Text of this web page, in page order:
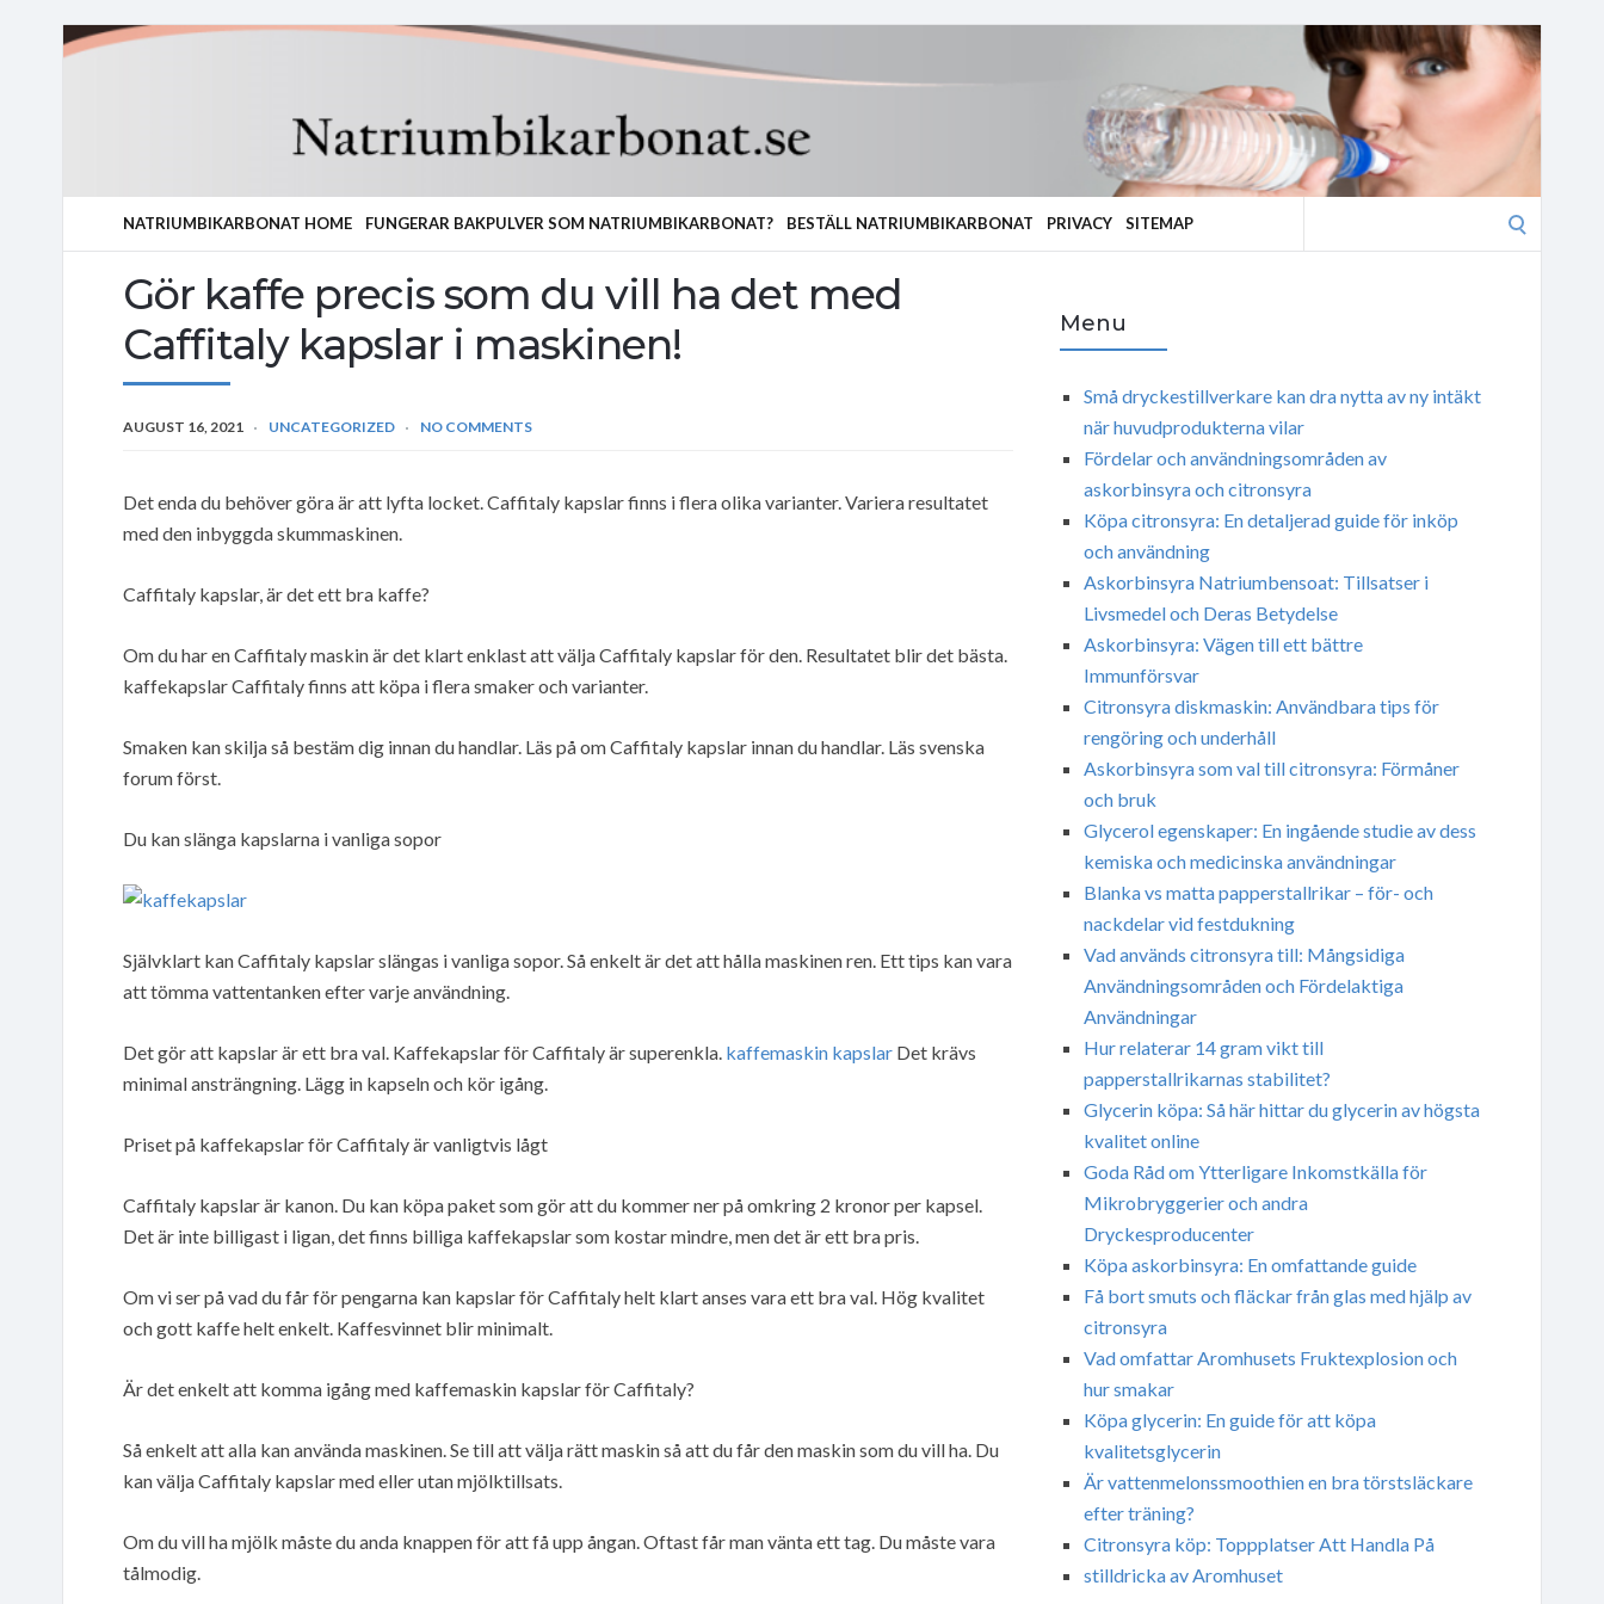
NATRIUMBIKARBONAT HOME FUNGERAR BAKPULVER SOM NATRIUMBIKARBONAT? BESTÄLL NATRIUMBIKARBONAT PRIVACY SITEMAP
Gör kaffe precis som du vill ha det med
Caffitaly kapslar i maskinen!
AUGUST 16, 2021 UNCATEGORIZED NO COMMENTS
Det enda du behöver göra är att lyfta locket. Caffitaly kapslar finns i flera olika varianter. Variera resultatet
med den inbyggda skummaskinen.
Caffitaly kapslar, är det ett bra kaffe?
Om du har en Caffitaly maskin är det klart enklast att välja Caffitaly kapslar för den. Resultatet blir det bästa.
kaffekapslar Caffitaly finns att köpa i flera smaker och varianter.
Smaken kan skilja så bestäm dig innan du handlar. Läs på om Caffitaly kapslar innan du handlar. Läs svenska
forum först.
Du kan slänga kapslarna i vanliga sopor
Självklart kan Caffitaly kapslar slängas i vanliga sopor. Så enkelt är det att hålla maskinen ren. Ett tips kan vara
att tömma vattentanken efter varje användning.
Det gör att kapslar är ett bra val. Kaffekapslar för Caffitaly är superenkla. kaffemaskin kapslar Det krävs
minimal ansträngning. Lägg in kapseln och kör igång.
Priset på kaffekapslar för Caffitaly är vanligtvis lågt
Caffitaly kapslar är kanon. Du kan köpa paket som gör att du kommer ner på omkring 2 kronor per kapsel.
Det är inte billigast i ligan, det finns billiga kaffekapslar som kostar mindre, men det är ett bra pris.
Om vi ser på vad du får för pengarna kan kapslar för Caffitaly helt klart anses vara ett bra val. Hög kvalitet
och gott kaffe helt enkelt. Kaffesvinnet blir minimalt.
Är det enkelt att komma igång med kaffemaskin kapslar för Caffitaly?
Så enkelt att alla kan använda maskinen. Se till att välja rätt maskin så att du får den maskin som du vill ha. Du
kan välja Caffitaly kapslar med eller utan mjölktillsats.
Om du vill ha mjölk måste du anda knappen för att få upp ångan. Oftast får man vänta ett tag. Du måste vara
tålmodig.
Menu
Små dryckestillverkare kan dra nytta av ny intäkt
när huvudprodukterna vilar
Fördelar och användningsområden av
askorbinsyra och citronsyra
Köpa citronsyra: En detaljerad guide för inköp
och användning
Askorbinsyra Natriumbensoat: Tillsatser i
Livsmedel och Deras Betydelse
Askorbinsyra: Vägen till ett bättre
Immunförsvar
Citronsyra diskmaskin: Användbara tips för
rengöring och underhåll
Askorbinsyra som val till citronsyra: Förmåner
och bruk
Glycerol egenskaper: En ingående studie av dess
kemiska och medicinska användningar
Blanka vs matta papperstallrikar – för- och
nackdelar vid festdukning
Vad används citronsyra till: Mångsidiga
Användningsområden och Fördelaktiga
Användningar
Hur relaterar 14 gram vikt till
papperstallrikarnas stabilitet?
Glycerin köpa: Så här hittar du glycerin av högsta
kvalitet online
Goda Råd om Ytterligare Inkomstkälla för
Mikrobryggerier och andra
Dryckesproducenter
Köpa askorbinsyra: En omfattande guide
Få bort smuts och fläckar från glas med hjälp av
citronsyra
Vad omfattar Aromhusets Fruktexplosion och
hur smakar
Köpa glycerin: En guide för att köpa
kvalitetsglycerin
Är vattenmelonssmoothien en bra törstsläckare
efter träning?
Citronsyra köp: Toppplatser Att Handla På
stilldricka av Aromhuset